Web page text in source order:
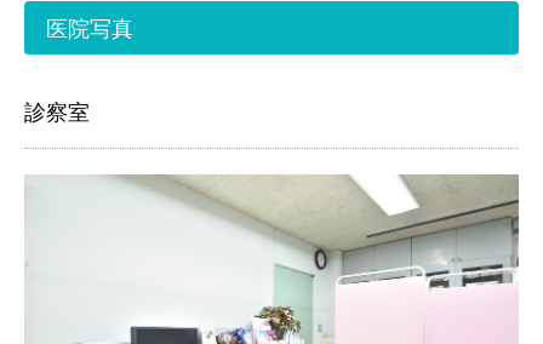
医院写真
診察室